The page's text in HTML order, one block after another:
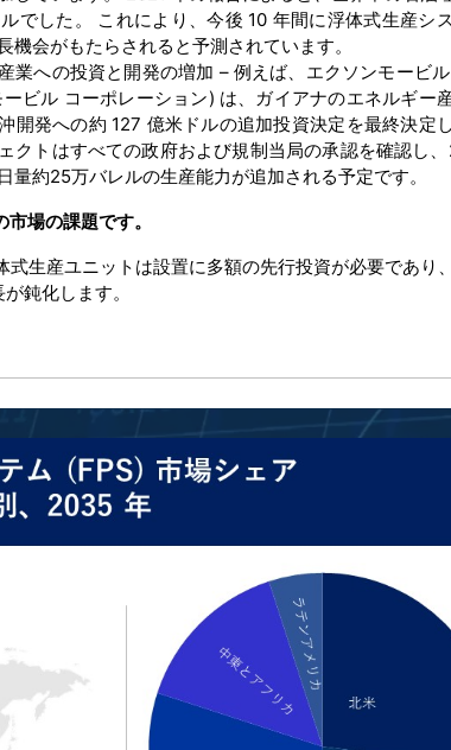
でした。 これにより、今後 10 年間に浮体式生産シ
機会がもたらされると予測されています。
業への投資と開発の増加 – 例えば、エクソンモービ
ビル コーポレーション) は、ガイアナのエネルギー
開発への約 127 億米ドルの追加投資決定を最終決定し
クトはすべての政府および規制当局の承認を確認し
量約25万バレルの生産能力が追加される予定です。
場の課題です。
生産ユニットは設置に多額の先行投資が必要であり
鈍化します。